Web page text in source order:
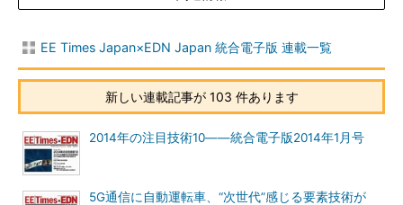
EE Times Japan×EDN Japan 統合電子版 連載一覧
新しい連載記事が 103 件あります
2014年の注目技術10――統合電子版2014年1月号
5G通信に自動運転車、“次世代”感じる要素技術が